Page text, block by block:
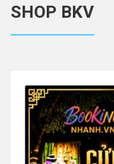
SHOP BKV